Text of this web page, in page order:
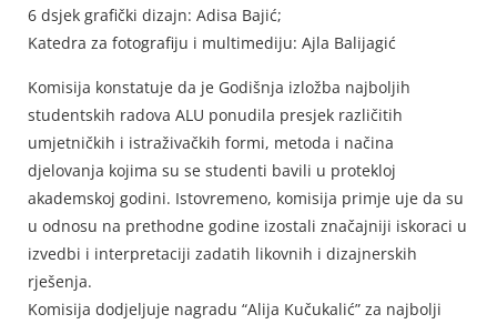
6 dsjek grafički dizajn: Adisa Bajić;
Katedra za fotografiju i multimediju: Ajla Balijagić
Komisija konstatuje da je Godišnja izložba najboljih
studentskih radova ALU ponudila presjek različitih
umjetničkih i istraživačkih formi, metoda i načina
djelovanja kojima su se studenti bavili u protekloj
akademskoj godini. Istovremeno, komisija primje uje da su
u odnosu na prethodne godine izostali značajniji iskoraci u
izvedbi i interpretaciji zadatih likovnih i dizajnerskih
rješenja.
Komisija dodjeljuje nagradu “Alija Kučukalić” za najbolji